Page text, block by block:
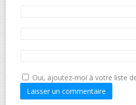
Oui, ajoutez-moi à votre liste